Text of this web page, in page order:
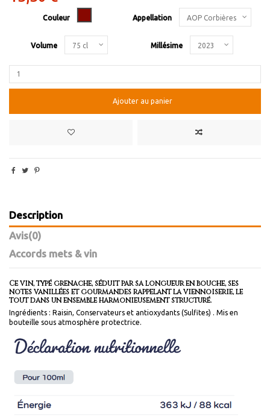
Couleur Appellation
Volume Millésime
Ajouter au panier
Description
Avis(0)
Accords mets & vin
Ce vin, typé grenache, séduit par sa longueur en bouche, ses
notes vanillées et gourmandes rappelant la viennoiserie, le
tout dans un ensemble harmonieusement structuré.
Ingrédients : Raisin, Conservateurs et antioxydants (Sulfites) . Mis en
bouteille sous atmosphère protectrice.